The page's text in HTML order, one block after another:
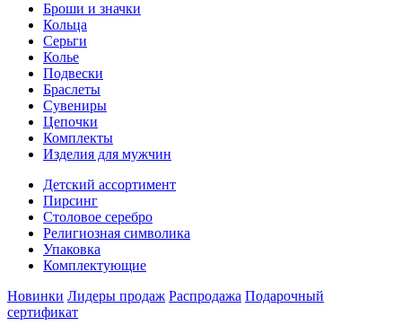
Броши и значки
Кольца
Серьги
Колье
Подвески
Браслеты
Сувениры
Цепочки
Комплекты
Изделия для мужчин
Детский ассортимент
Пирсинг
Столовое серебро
Религиозная символика
Упаковка
Комплектующие
Новинки Лидеры продаж Распродажа Подарочный
сертификат